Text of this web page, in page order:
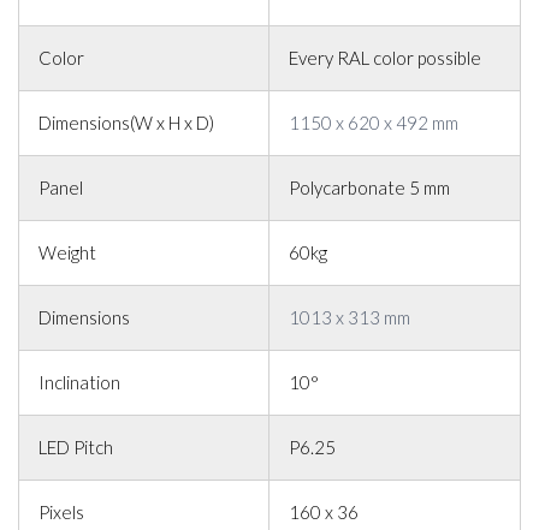
Color Every RAL color possible
Dimensions(W x H x D) 1150 x 620 x 492 mm
Panel Polycarbonate 5 mm
Weight 60kg
Dimensions 1013 x 313 mm
Inclination 10°
LED Pitch P6.25
Pixels 160 x 36